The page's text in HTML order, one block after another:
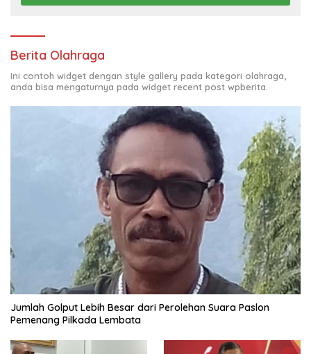
Berita Olahraga
Ini contoh widget dengan style gallery pada kategori olahraga,
anda bisa mengaturnya pada widget recent post wpberita.
Jumlah Golput Lebih Besar dari Perolehan Suara Paslon
Pemenang Pilkada Lembata